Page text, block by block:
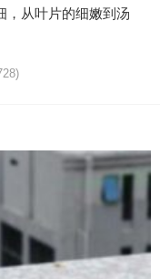
，从叶片的细嫩到汤